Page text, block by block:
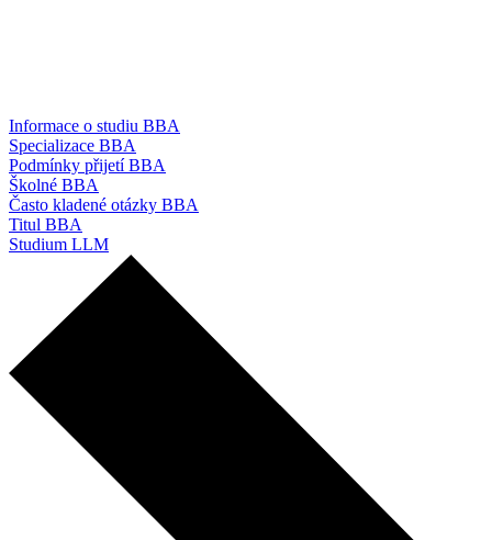
Informace o studiu BBA
Specializace BBA
Podmínky přijetí BBA
Školné BBA
Často kladené otázky BBA
Titul BBA
Studium LLM